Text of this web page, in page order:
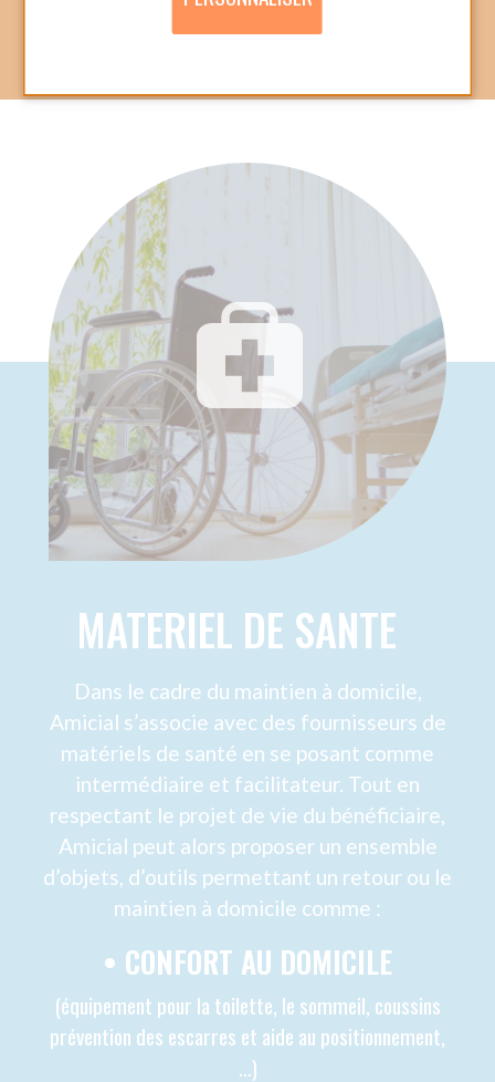
…)
(cannes, déambulateurs, fauteuils roulants)
REPAS À DOMICILE
Bénéficier de portages de repas à domicile
permet de continuer à manger des repas
courses ou la cuisine. La personne
bénéficiaire d’un service de portage de
repas choisit ses menus toutes les
semaines à partir d’une proposition
nombre de repas souhaités. Ces repas
peuvent être adaptés aux besoins du
bénéficiaire en cas de régime particulier, par
exemple régime sans sel. Les repas sont
ensuite livrés sous forme de plateaux-